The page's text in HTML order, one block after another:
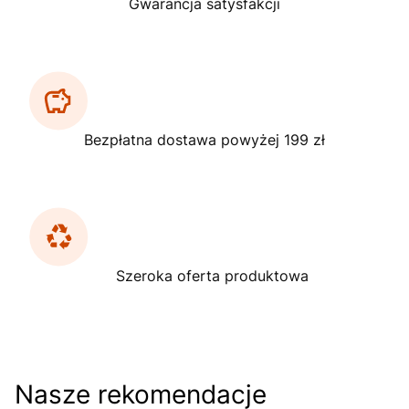
Gwarancja satysfakcji
Bezpłatna dostawa powyżej 199 zł
Szeroka oferta produktowa
Nasze rekomendacje